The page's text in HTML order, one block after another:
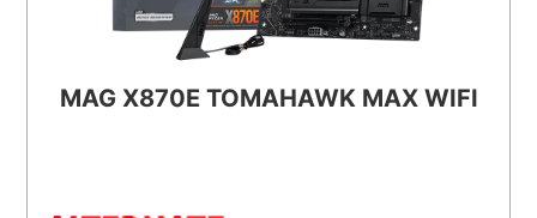
MAG X870E TOMAHAWK MAX WIFI